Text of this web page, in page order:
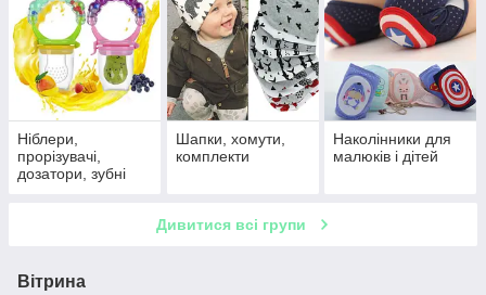
Ніблери,
прорізувачі,
дозатори, зубні
Шапки, хомути,
комплекти
Наколінники для
малюків і дітей
Дивитися всі групи
Вітрина